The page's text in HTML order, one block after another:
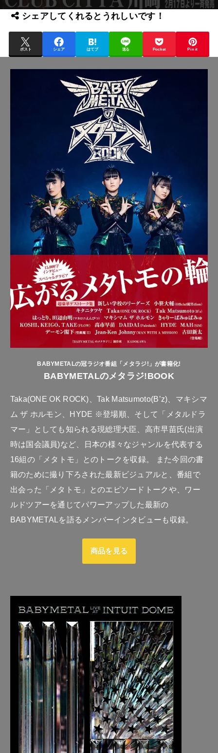
シェアしてくれるとうれしいです！
ポスト シェア はてブ 送る Pocket Pin it
BABYMETALの冠ラジオ番組「メタラジ!」が書籍化!
BABYMETALのメタラジ!BOOK
Taka(ONE OK ROCK)、Tak Matsumoto(B’z)、マキシマ
ム ザ ホルモン、HYDE ※登場順、そして「メタルドラ
マー」としても知られる現総理大臣、高市早苗氏(出演
時は国会議員)など、日本の様々なジャンルを代表する
16組の「メタトモ」とのトークを収録。 また今回の書
籍のために撮り下ろされた最新ビジュアルと、番組で
出会った「メタトモ」とのエピソードトークや、ワー
ルドツアーを通じてパワーアップした最新の
BABYMETALを語るメンバーインタビューも収録。
商品を見る